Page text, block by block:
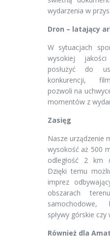
wydarzenia w
Dron – latający
W sytuacjach
wysokiej
posłużyć do
konkurencji,
pozwoli na
momentów z
Zasięg
Nasze urządzenie
wysokość aż 500
odległość 2 km
Dzięki temu
imprez
obszarach
samochodowe,
spływy górskie czy
Również dla